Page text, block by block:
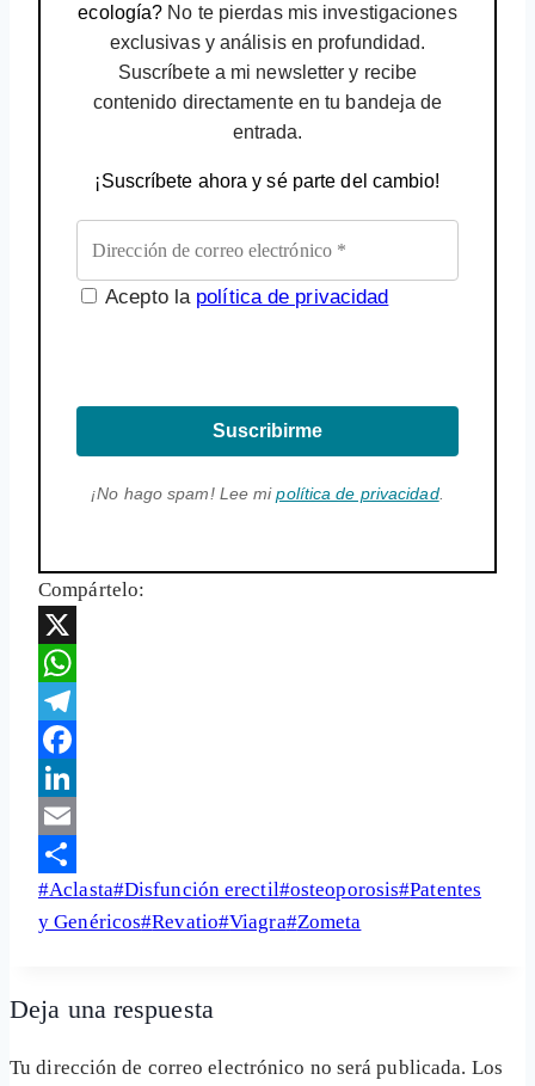
ecología? No te pierdas mis investigaciones
exclusivas y análisis en profundidad.
Suscríbete a mi newsletter y recibe
contenido directamente en tu bandeja de
entrada.
¡Suscríbete ahora y sé parte del cambio!
Acepto la política de privacidad
Suscribirme
¡No hago spam! Lee mipolítica de privacidad.
Compártelo:
X
WhatsApp
Telegram
Facebook
LinkedIn
Email
Share
Etiquetas
de
#Aclasta#Disfunción erectil#osteoporosis#Patentes
y Genéricos#Revatio#Viagra#Zometa
Deja una respuesta
Tu dirección de correo electrónico no será publicada. Los